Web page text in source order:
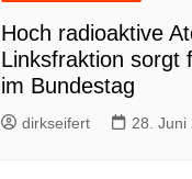
Hoch radioaktive
Linksfraktion sorgt
im Bundestag
dirkseifert 28. Juni